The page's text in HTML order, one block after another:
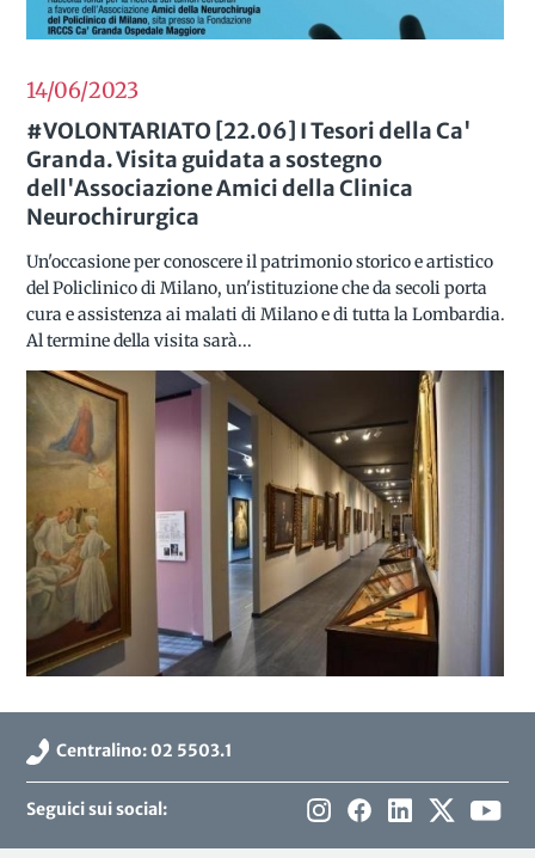
14/062023
#VOLONTARIATO [22.06] I Tesori della Ca'
Granda. Visita guidata a sostegno
dell'Associazione Amici della Clinica
Neurochirurgica
Un'occasione per conoscere il patrimonio storico e artistico
del Policlinico di Milano, un'istituzione che da secoli porta
cura e assistenza ai malati di Milano e di tutta la Lombardia.
Al termine della visita sarà...
Centralino: 02 5503.1
Seguici sui social: